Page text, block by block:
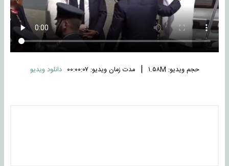
حجم ویدیو: ۱.۵۸M | مدت زمان ویدیو: ۰۰:۰۰:۰۷ دانلود ویدیو